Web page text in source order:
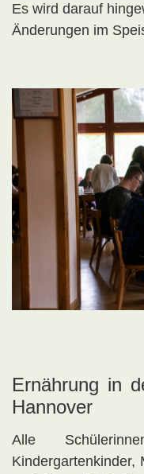
Es wird darauf
Änderungen im
Ernährung in
Hannover
Alle
Kindergartenkinder,